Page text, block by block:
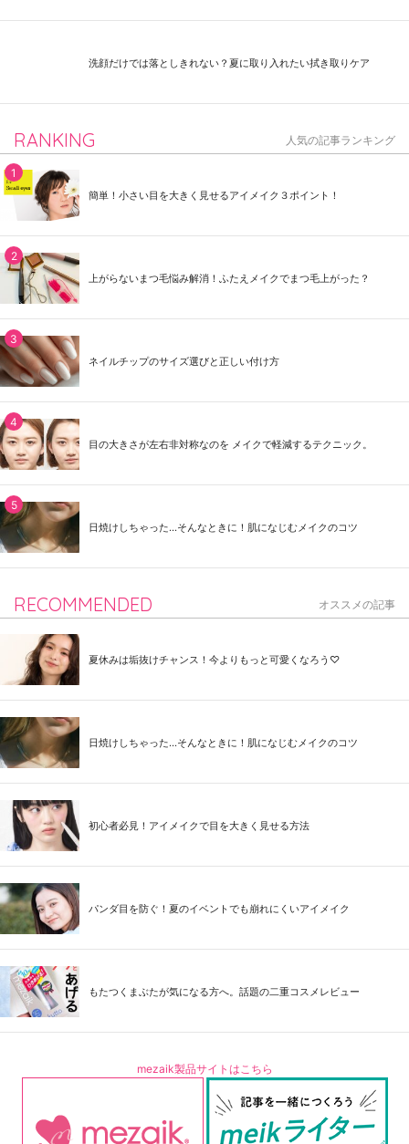
洗顔だけでは落としきれない？夏に取り入れたい拭き取りケア
RANKING 人気の記事ランキング
簡単！小さい目を大きく見せるアイメイク３ポイント！
上がらないまつ毛悩み解消！ふたえメイクでまつ毛上がった？
ネイルチップのサイズ選びと正しい付け方
目の大きさが左右非対称なのを メイクで軽減するテクニック。
日焼けしちゃった...そんなときに！肌になじむメイクのコツ
RECOMMENDED オススメの記事
夏休みは垢抜けチャンス！今よりもっと可愛くなろう♡
日焼けしちゃった...そんなときに！肌になじむメイクのコツ
初心者必見！アイメイクで目を大きく見せる方法
パンダ目を防ぐ！夏のイベントでも崩れにくいアイメイク
もたつくまぶたが気になる方へ。話題の二重コスメレビュー
mezaik製品サイトはこちら